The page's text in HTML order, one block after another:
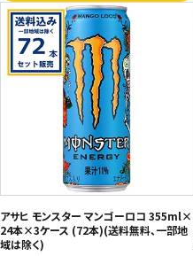
アサヒ モンスター マンゴーロコ 355ml×
24本×3ケース (72本)(送料無料、一部地
域は除く)